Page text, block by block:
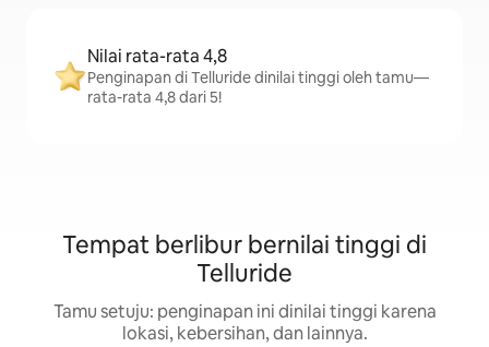
Nilai rata-rata 4,8
Penginapan di Telluride dinilai tinggi oleh tamu—
rata-rata 4,8 dari 5!
Tempat berlibur bernilai tinggi di
Telluride
Tamu setuju: penginapan ini dinilai tinggi karena
lokasi, kebersihan, dan lainnya.